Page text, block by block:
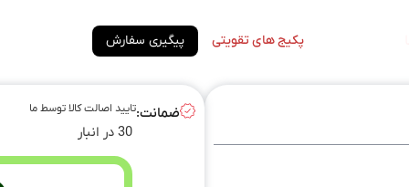
پکیج های تقویتی پیگیری سفارش
ضمانت:تایید اصالت کالا توسط ما
30 در انبار